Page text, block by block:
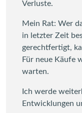
Verluste.
Mein Rat: Wer
in letzter Zeit
gerechtfertigt,
Für neue Käufe
warten.
Ich werde
Entwicklungen